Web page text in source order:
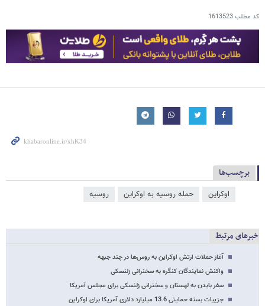
کد مطلب1613523
برچسب‌ها
اوکراین حمله روسیه به اوکراین روسیه
خبرهای مرتبط
آغاز حملات ارتش اوکراین به روس‌ها در چند جبهه
واکنش نمایندگان کنگره به سخنرانی زلنسکی
سفر بایدن به لهستان و سخنرانی زلنسکی برای مجلس آمریکا
جزییات بسته حمایتی 13.6 میلیارد دلاری آمریکا برای اوکراین